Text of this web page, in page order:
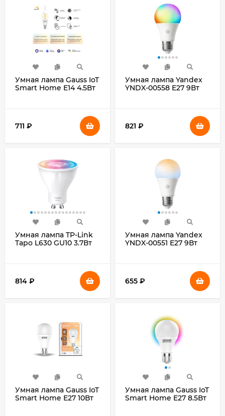
Умная лампа Gauss IoT
Smart Home E14 4.5Вт
711 ₽
Умная лампа Yandex
YNDX-00558 E27 9Вт
821 ₽
Умная лампа TP-Link
Tapo L630 GU10 3.7Вт
814 ₽
Умная лампа Yandex
YNDX-00551 E27 9Вт
655 ₽
Умная лампа Gauss IoT
Smart Home E27 10Вт
Умная лампа Gauss IoT
Smart Home E27 8.5Вт